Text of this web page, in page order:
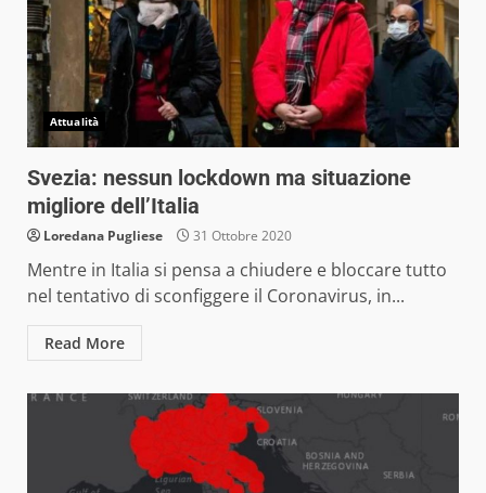
Attualità
Svezia: nessun lockdown ma situazione
migliore dell’Italia
Loredana Pugliese 31 Ottobre 2020
Mentre in Italia si pensa a chiudere e bloccare tutto
nel tentativo di sconfiggere il Coronavirus, in...
Read More